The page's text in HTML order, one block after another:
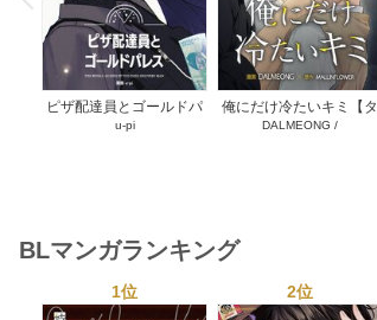
ピザ配達員とゴールドパ
レス【タテヨミ】 104巻
u-pi
俺にだけ冷たいキミ【タ
テヨミ】 34巻
DALMEONG /
BLマンガランキング
1位 2位